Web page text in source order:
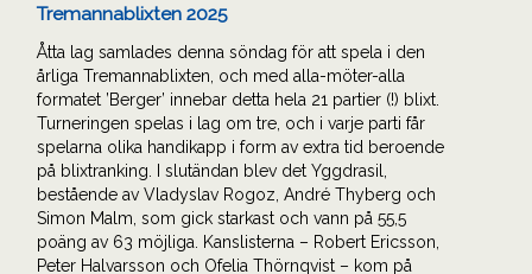
Tremannablixten 2025
Åtta lag samlades denna söndag för att spela i den
årliga Tremannablixten, och med alla-möter-alla
formatet ’Berger’ innebar detta hela 21 partier (!) blixt.
Turneringen spelas i lag om tre, och i varje parti får
spelarna olika handikapp i form av extra tid beroende
på blixtranking. I slutändan blev det Yggdrasil,
bestående av Vladyslav Rogoz, André Thyberg och
Simon Malm, som gick starkast och vann på 55,5
poäng av 63 möjliga. Kanslisterna – Robert Ericsson,
Peter Halvarsson och Ofelia Thörnqvist – kom på